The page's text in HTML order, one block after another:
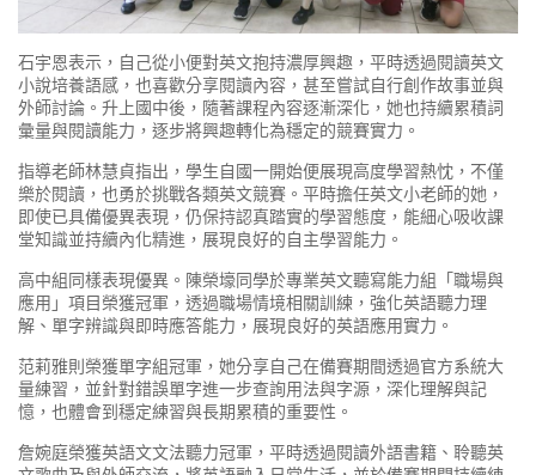
石宇恩表示，自己從小便對英文抱持濃厚興趣，平時透過閱讀英文
小說培養語感，也喜歡分享閱讀內容，甚至嘗試自行創作故事並與
外師討論。升上國中後，隨著課程內容逐漸深化，她也持續累積詞
彙量與閱讀能力，逐步將興趣轉化為穩定的競賽實力。
指導老師林慧貞指出，學生自國一開始便展現高度學習熱忱，不僅
樂於閱讀，也勇於挑戰各類英文競賽。平時擔任英文小老師的她，
即使已具備優異表現，仍保持認真踏實的學習態度，能細心吸收課
堂知識並持續內化精進，展現良好的自主學習能力。
高中組同樣表現優異。陳榮壕同學於專業英文聽寫能力組「職場與
應用」項目榮獲冠軍，透過職場情境相關訓練，強化英語聽力理
解、單字辨識與即時應答能力，展現良好的英語應用實力。
范莉雅則榮獲單字組冠軍，她分享自己在備賽期間透過官方系統大
量練習，並針對錯誤單字進一步查詢用法與字源，深化理解與記
憶，也體會到穩定練習與長期累積的重要性。
詹婉庭榮獲英語文文法聽力冠軍，平時透過閱讀外語書籍、聆聽英